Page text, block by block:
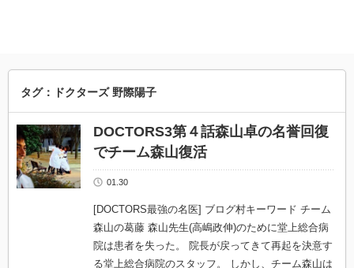
タグ：ドクターズ 野際陽子
DOCTORS3第４話森山卓の名誉回復
でチーム森山復活
01.30
[DOCTORS最強の名医] ブログ村キーワード チーム
森山の葛藤 森山先生(高嶋政伸)のために堂上総合病
院は患者を失った。 院長が戻ってきて再起を決意す
る堂上総合病院のスタッフ。 しかし、チーム森山は